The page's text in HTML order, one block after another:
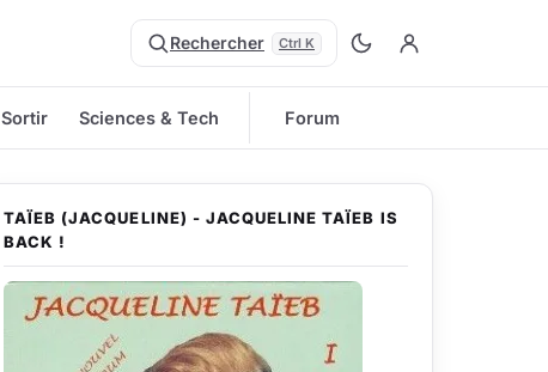
Rechercher Ctrl K
Sortir Sciences & Tech Forum
TAÏEB (JACQUELINE) - JACQUELINE TAÏEB IS
BACK !